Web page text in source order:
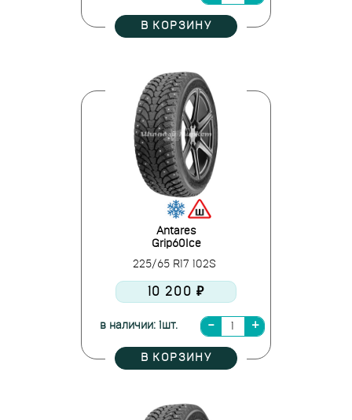
В КОРЗИНУ
Antares
Grip60Ice
225/65 R17 102S
10 200 ₽
в наличии: 1шт.
В КОРЗИНУ